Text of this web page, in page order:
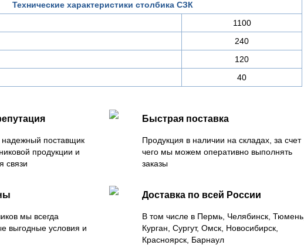
Технические характеристики столбика СЗК
1100
240
120
40
поставщик
продукции и
связи
Быстрая поставка
Продукция в наличии на складах, за счет
чего мы можем оперативно выполнять
заказы
мы всегда
выгодные условия и
Доставка по всей России
В том числе в Пермь, Челябинск, Тюмень,
Курган, Сургут, Омск, Новосибирск,
Красноярск, Барнаул